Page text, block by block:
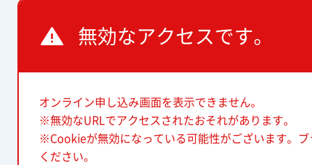
無効なアクセスです。
オンライン申し込み画面を表示できません。
※無効なURLでアクセスされたおそれがあります。
※Cookieが無効になっている可能性がございます。
ください。